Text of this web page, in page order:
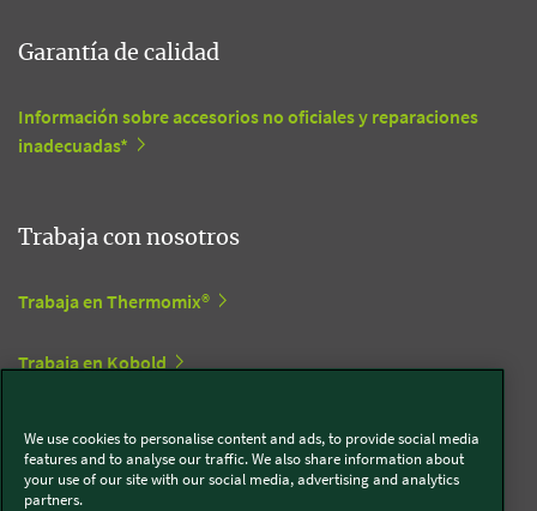
Garantía de calidad
Información sobre accesorios no oficiales y reparaciones
inadecuadas*
Trabaja con nosotros
Trabaja en Thermomix®
Trabaja en Kobold
Síguenos en redes sociales
We use cookies to personalise content and ads, to provide social media
features and to analyse our traffic. We also share information about
your use of our site with our social media, advertising and analytics
partners.